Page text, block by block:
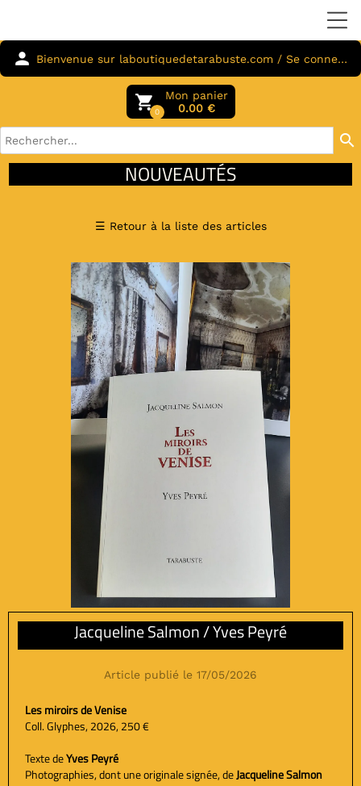
person Bienvenue sur laboutiquedetarabuste.com / Se connecter
local_grocery_store0
Mon panier
0.00 €
search
NOUVEAUTÉS
☰ Retour à la liste des articles
Jacqueline Salmon / Yves Peyré
Article publié le 17/05/2026
Les miroirs de Venise
Coll. Glyphes, 2026, 250 €
Texte deYves Peyré
Photographies, dont une originale signée, deJacqueline Salmon